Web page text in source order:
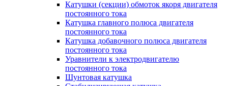
Катушки (секции) обмоток якоря двигателя
постоянного тока
Катушка главного полюса двигателя
постоянного тока
Катушка добавочного полюса двигателя
постоянного тока
Уравнители к электродвигателю
постоянного тока
Шунтовая катушка